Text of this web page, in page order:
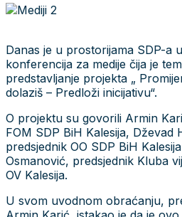
Danas je u prostorijama SDP-a
konferencija za medije čija je
predstavljanje projekta „
dolaziš – Predloži inicijativu“.
O projektu su govorili Armin
FOM SDP BiH Kalesija, Dževad
predsjednik OO SDP BiH
Osmanović, predsjednik Kluba
OV Kalesija.
U svom uvodnom obraćanju,